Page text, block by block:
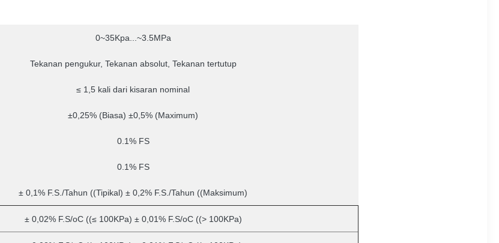
0~35Kpa...~3.5MPa
Tekanan pengukur, Tekanan absolut, Tekanan tertutup
≤ 1,5 kali dari kisaran nominal
±0,25% (Biasa) ±0,5% (Maximum)
0.1% FS
0.1% FS
± 0,1% F.S./Tahun ((Tipikal) ± 0,2% F.S./Tahun ((Maksimum)
± 0,02% F.S/oC ((≤ 100KPa) ± 0,01% F.S/oC ((> 100KPa)